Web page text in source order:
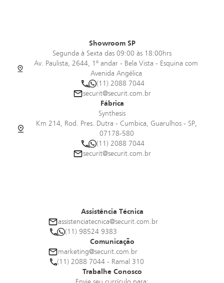
MESAS
Isola
ARMAZENAGEM
A40 Cadeira
ASSENTOS
Showroom SP
Segunda à Sexta das 09:00 às 18:00hrs
Av. Paulista, 2644, 1º andar - Bela Vista - Esquina com
Avenida Angélica
(11) 2088 7044
securit@securit.com.br
Fábrica
Synthesis
Km 214, Rod. Pres. Dutra - Cumbica, Guarulhos - SP,
07178-580
(11) 2088 7044
securit@securit.com.br
Assistência Técnica
assistenciatecnica@securit.com.br
(11) 98524 9383
Comunicação
marketing@securit.com.br
(11) 2088 7044 - Ramal 310
Trabalhe Conosco